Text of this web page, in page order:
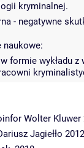
kryminalnej.
- negatywne
naukowe:
formie wykładu
Wolter Kluwer
Jagiełło